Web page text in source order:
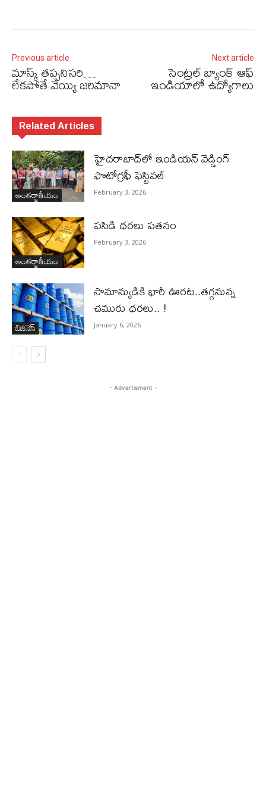
Previous article
మాస్క్‌ తప్పనిసరి…
లేకపోతే వెయ్యి జరిమానా
Next article
సెంట్రల్‌ బ్యాంక్‌ ఆఫ్‌
ఇండియాలో ఉద్యోగాలు
Related Articles
అంతర్జాతీయం
హైదరాబాద్‌లో ఇండియన్ వెడ్డింగ్
ఫొటోగ్రఫీ ఫెస్టివల్
February 3, 2026
అంతర్జాతీయం
పసిడి ధరలు పతనం
February 3, 2026
బిజినెస్‌
సామాన్యుడికి భారీ ఊరట..తగ్గనున్న
చమురు ధరలు.. !
January 6, 2026
- Advertisment -